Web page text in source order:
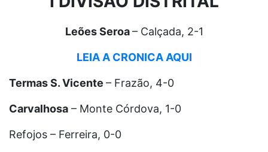
Leões Seroa– Calçada, 2-1
LEIA A CRONICA AQUI
Termas S. Vicente – Frazão, 4-0
Carvalhosa – Monte Córdova, 1-0
Refojos – Ferreira, 0-0